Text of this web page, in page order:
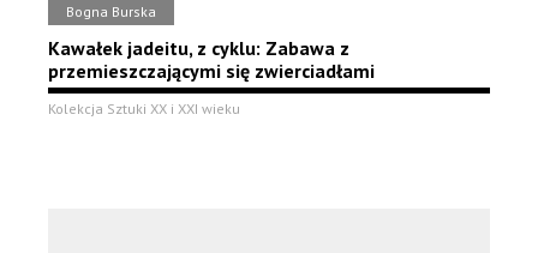
Bogna Burska
Kawałek jadeitu, z cyklu: Zabawa z
przemieszczającymi się zwierciadłami
Kolekcja Sztuki XX i XXI wieku